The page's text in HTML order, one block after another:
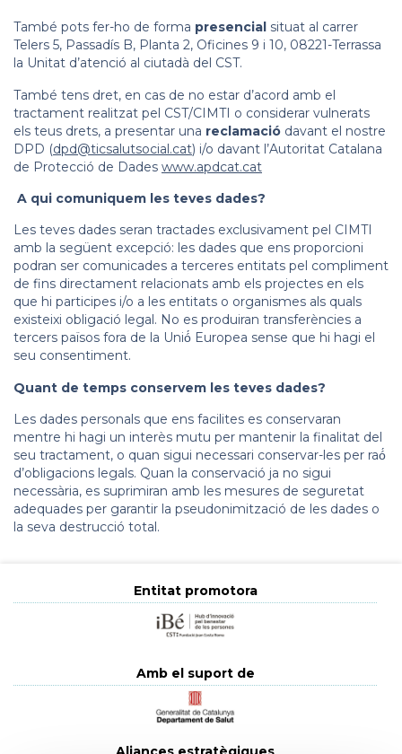
També pots fer-ho de forma presencial situat al carrer
Telers 5, Passadís B, Planta 2, Oficines 9 i 10, 08221-Terrassa
la Unitat d’atenció al ciutadà del CST.
També tens dret, en cas de no estar d’acord amb el
tractament realitzat pel CST/CIMTI o considerar vulnerats
els teus drets, a presentar una reclamació davant el nostre
DPD (dpd@ticsalutsocial.cat) i/o davant l’Autoritat Catalana
de Protecció de Dades www.apdcat.cat
A qui comuniquem les teves dades?
Les teves dades seran tractades exclusivament pel CIMTI
amb la següent excepció: les dades que ens proporcioni
podran ser comunicades a terceres entitats pel compliment
de fins directament relacionats amb els projectes en els
que hi participes i/o a les entitats o organismes als quals
existeixi obligació legal. No es produiran transferències a
tercers països fora de la Unió́ Europea sense que hi hagi el
seu consentiment.
Quant de temps conservem les teves dades?
Les dades personals que ens facilites es conservaran
mentre hi hagi un interès mutu per mantenir la finalitat del
seu tractament, o quan sigui necessari conservar-les per raó́
d’obligacions legals. Quan la conservació ja no sigui
necessària, es suprimiran amb les mesures de seguretat
adequades per garantir la pseudonimització de les dades o
la seva destrucció total.
Entitat promotora
Amb el suport de